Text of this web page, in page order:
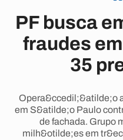
PF busca
fraudes
35
Opera&ccedil;&atilde;o
em S&atilde;o Paulo
de fachada. Grupo
milh&otilde;es em